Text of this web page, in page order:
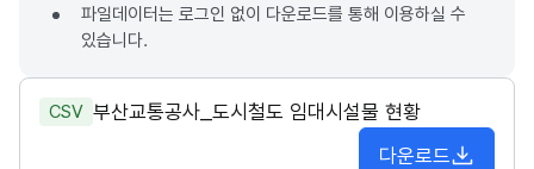
파일데이터는 로그인 없이 다운로드를 통해 이용하실 수
있습니다.
CSV 부산교통공사_도시철도 임대시설물 현황
다운로드